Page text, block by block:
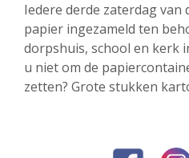
Iedere derde zaterdag van
papier ingezameld ten
dorpshuis, school en kerk
u niet om de
zetten? Grote stukken